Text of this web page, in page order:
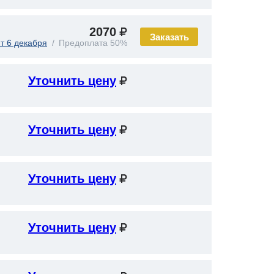
Заказать
2070
6 декабря Предоплата 50%
Уточнить цену
Уточнить цену
Уточнить цену
Уточнить цену